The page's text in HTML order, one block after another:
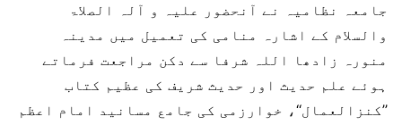
جامعہ نظامیہ نے آنحضور علیہ و آلہ الصلاۃ
والسلام کے اشارہ منامی کی تعمیل میں مدینہ
منورہ زادھا اللہ شرفا سے دکن مراجعت فرماتے
ہوئے علم حدیث اور حدیث شریف کی عظیم کتاب
’’کنزالعمال‘‘، خوارزمی کی جامع مسانید امام اعظم